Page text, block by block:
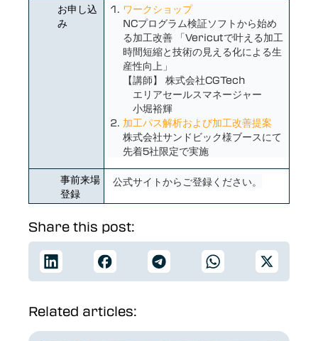
お申し込
み
ワークショップ
NCプログラム検証ソフトから始め
る加工改善 「Vericutで叶える加工
時間短縮と技術の見える化による生
産性向上」
【講師】 株式会社CGTech
エリアセールスマネージャー
小堀裕輝
加工パス解析および加工改善提案
株式会社サンドビック様ブースにて
先着5社限定で実施
事前来場
登録
公式サイトからご登録ください。
Share this post:
Related articles: